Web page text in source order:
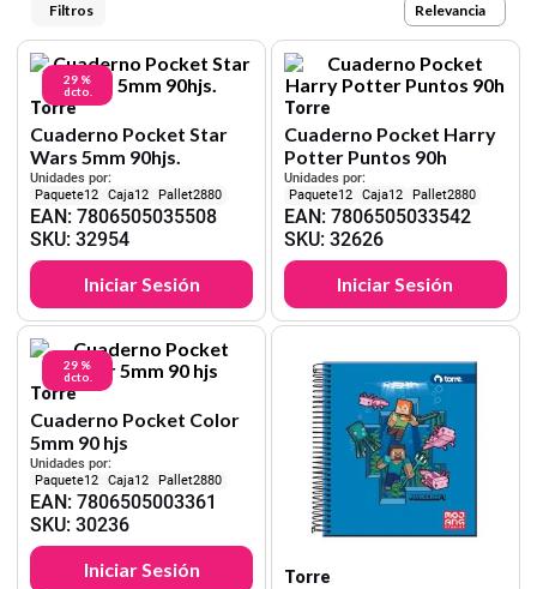
10. lapiz
Relevancia
29 %
dcto.
Torre
Cuaderno Pocket Star
Wars 5mm 90hjs.
Unidades por:
12
12 2880
EAN:7806505035508
SKU:32954
Iniciar Sesión
Torre
Cuaderno Pocket Harry
Potter Puntos 90h
Unidades por:
12
12 2880
EAN: 7806505033542
SKU: 32626
Iniciar Sesión
29 %
dcto.
Torre
Cuaderno Pocket Color
5mm 90 hjs
Unidades por:
12
12 2880
EAN:7806505003361
SKU:30236
Iniciar Sesión
Torre